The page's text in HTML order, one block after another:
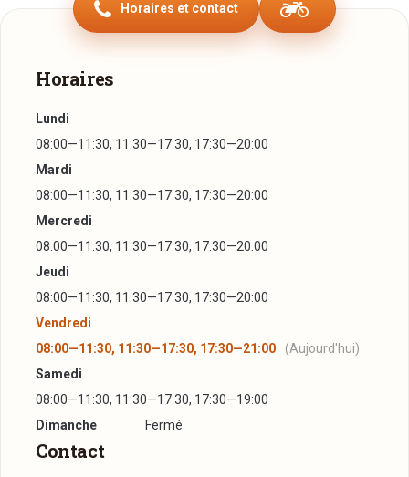
d'innovation. Depuis leurs débuts, Pit et Monique, puis leurs
deux fils Tom et Jeff, rejoints par leurs épouses Nicole et
des émotions gourmandes et parfumées qu'ils feront naître
en vous. Avec une authenticité rare et un soin du détail qui la
caractérise, la Maison Oberweis fait partie de l'identité
Horaires et contact
Horaires
Lundi
08:00—11:30, 11:30—17:30, 17:30—20:00
Mardi
08:00—11:30, 11:30—17:30, 17:30—20:00
Mercredi
08:00—11:30, 11:30—17:30, 17:30—20:00
Jeudi
08:00—11:30, 11:30—17:30, 17:30—20:00
Vendredi
08:00—11:30, 11:30—17:30, 17:30—21:00
(Aujourd'hui)
Samedi
08:00—11:30, 11:30—17:30, 17:30—19:00
Dimanche
Fermé
Contact